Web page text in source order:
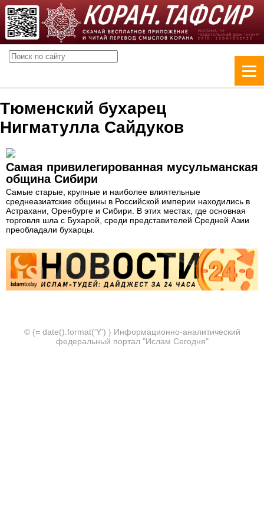
Тюменский бухарец
Нигматулла Сайдуков
Самая привилегированная мусульманская
община Сибири
Самые старые, крупные и наиболее влиятельные
среднеазиатские общины в Российской империи находились в
Астрахани, Оренбурге и Сибири. В этих местах, где основная
торговля шла с Бухарой, среди представителей Средней Азии
преобладали бухарцы.
© {= date().format('Y') } Информационно-аналитический
федеральный портал "Ислам Сегодня"